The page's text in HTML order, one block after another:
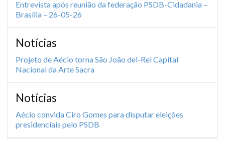
Entrevista após reunião da federação PSDB-Cidadania –
Brasília – 26-05-26
Notícias
Projeto de Aécio torna São João del-Rei Capital
Nacional da Arte Sacra
Notícias
Aécio convida Ciro Gomes para disputar eleições
presidenciais pelo PSDB